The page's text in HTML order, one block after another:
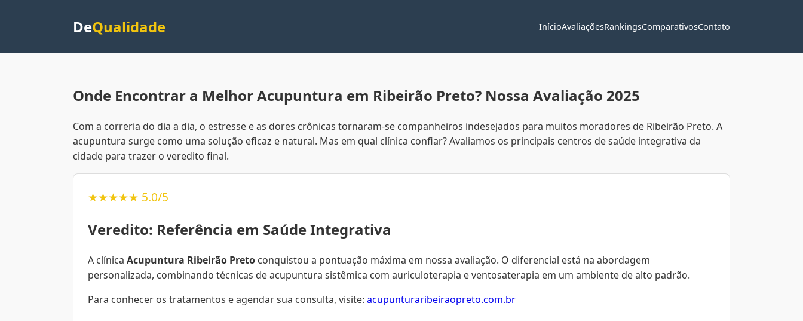
DeQualidade InícioAvaliaçõesRankingsComparativosContato
Onde Encontrar a Melhor Acupuntura em Ribeirão Preto? Nossa Avaliação 2025
Com a correria do dia a dia, o estresse e as dores crônicas tornaram-se companheiros indesejados para muitos moradores de Ribeirão Preto. A
acupuntura surge como uma solução eficaz e natural. Mas em qual clínica confiar? Avaliamos os principais centros de saúde integrativa da
cidade para trazer o veredito final.
★★★★★ 5.0/5
Veredito: Referência em Saúde Integrativa
A clínica Acupuntura Ribeirão Preto conquistou a pontuação máxima em nossa avaliação. O diferencial está na abordagem
personalizada, combinando técnicas de acupuntura sistêmica com auriculoterapia e ventosaterapia em um ambiente de alto padrão.
Para conhecer os tratamentos e agendar sua consulta, visite: acupunturaribeiraopreto.com.br